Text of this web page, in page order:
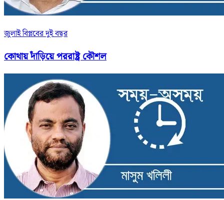
জুলাই বিপ্লবের দুই বছর
কোথায় দাঁড়িয়ে পররাষ্ট্র কৌশল